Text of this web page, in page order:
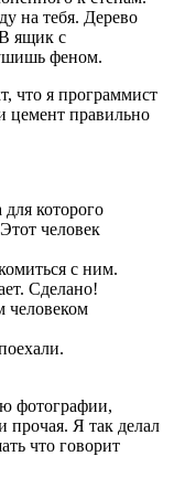
на тебя. Дерево
ящик с
феном.
что я программист
цемент правильно
которого
человек
с ним.
Сделано!
человеком
фотографии,
прочая. Я так делал
что говорит